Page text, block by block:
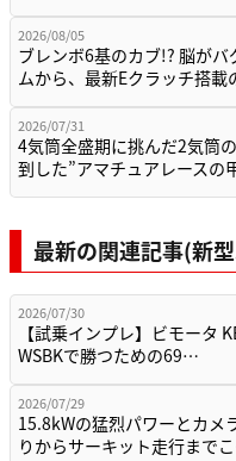
2026/08/05
ブレンボ6基のカブ!? 脳がバ
ムから、最新Eクラッチ搭
2026/07/31
4気筒全盛期に挑んだ2気筒
到した”アマチュアレースの
最新の関連記事(新
2026/07/30
【試乗インプレ】ビモータ
WSBKで勝つための69…
2026/07/29
15.8kWの猛烈パワーとカメ
りからサーキット走行まで